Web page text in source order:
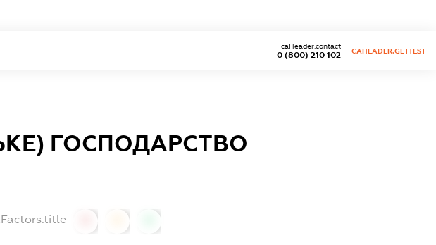
0 (800) 210 102
caHeader.contact
CAHEADER.GETTEST
ГОСПОДАРСТВО